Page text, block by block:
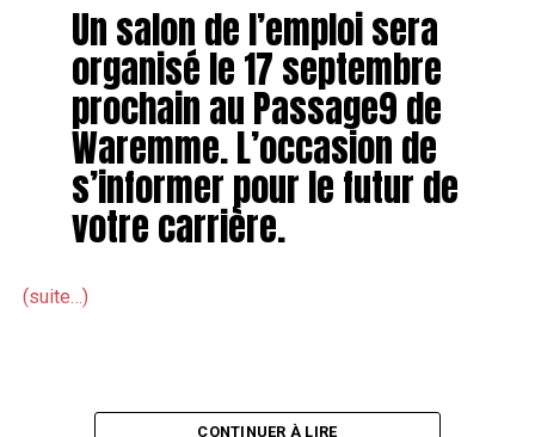
Un salon de l’emploi sera
organisé le 17 septembre
prochain au Passage9 de
Waremme. L’occasion de
s’informer pour le futur de
votre carrière.
(suite…)
CONTINUER À LIRE